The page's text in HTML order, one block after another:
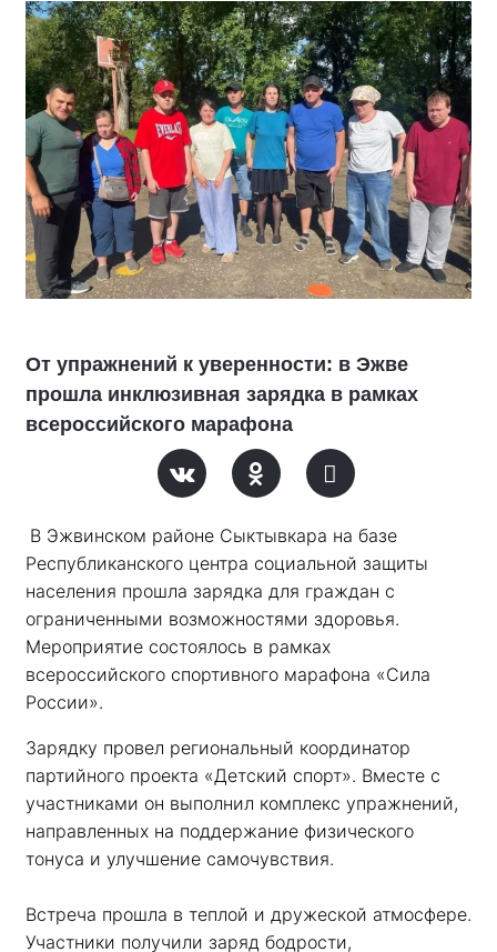
От упражнений к уверенности: в Эжве
прошла инклюзивная зарядка в рамках
всероссийского марафона
В Эжвинском районе Сыктывкара на базе
Республиканского центра социальной защиты
населения прошла зарядка для граждан с
ограниченными возможностями здоровья.
Мероприятие состоялось в рамках
всероссийского спортивного марафона «Сила
России».
Зарядку провел региональный координатор
партийного проекта «Детский спорт». Вместе с
участниками он выполнил комплекс упражнений,
направленных на поддержание физического
тонуса и улучшение самочувствия.
Встреча прошла в теплой и дружеской атмосфере.
Участники получили заряд бодрости,